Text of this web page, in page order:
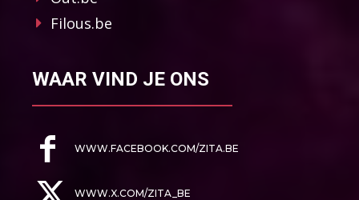
Filous.be
WAAR VIND JE ONS
WWW.FACEBOOK.COM/ZITA.BE
WWW.X.COM/ZITA_BE